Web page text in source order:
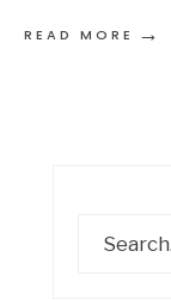
READ MORE →